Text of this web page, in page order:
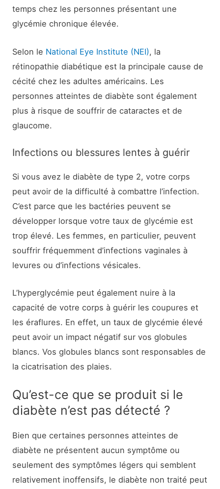
temps chez les personnes présentant une
glycémie chronique élevée.
Selon le National Eye Institute (NEI), la
rétinopathie diabétique est la principale cause de
cécité chez les adultes américains. Les
personnes atteintes de diabète sont également
plus à risque de souffrir de cataractes et de
glaucome.
Infections ou blessures lentes à guérir
Si vous avez le diabète de type 2, votre corps
peut avoir de la difficulté à combattre l’infection.
C’est parce que les bactéries peuvent se
développer lorsque votre taux de glycémie est
trop élevé. Les femmes, en particulier, peuvent
souffrir fréquemment d’infections vaginales à
levures ou d’infections vésicales.
L’hyperglycémie peut également nuire à la
capacité de votre corps à guérir les coupures et
les éraflures. En effet, un taux de glycémie élevé
peut avoir un impact négatif sur vos globules
blancs. Vos globules blancs sont responsables de
la cicatrisation des plaies.
Qu’est-ce que se produit si le
diabète n’est pas détecté ?
Bien que certaines personnes atteintes de
diabète ne présentent aucun symptôme ou
seulement des symptômes légers qui semblent
relativement inoffensifs, le diabète non traité peut